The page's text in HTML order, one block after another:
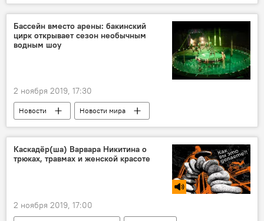
Азербайджан
Новости
Бассейн вместо арены: бакинский
цирк открывает сезон необычным
водным шоу
2 ноября 2019, 17:30
Новости
Новости мира
Азербайджан
ЖИЗНЬ
Каскадёр(ша) Варвара Никитина о
трюках, травмах и женской красоте
2 ноября 2019, 17:00